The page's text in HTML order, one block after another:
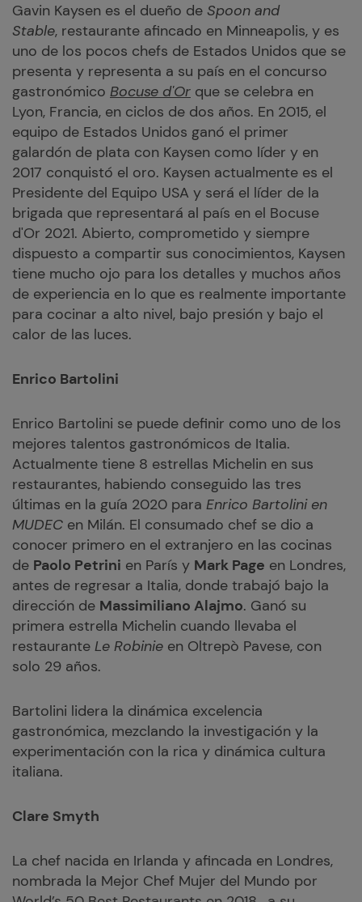
Gavin Kaysen es el dueño de Spoon and
Stable, restaurante afincado en Minneapolis, y es
uno de los pocos chefs de Estados Unidos que se
presenta y representa a su país en el concurso
gastronómico Bocuse d'Or que se celebra en
Lyon, Francia, en ciclos de dos años. En 2015, el
equipo de Estados Unidos ganó el primer
galardón de plata con Kaysen como líder y en
2017 conquistó el oro. Kaysen actualmente es el
Presidente del Equipo USA y será el líder de la
brigada que representará al país en el Bocuse
d'Or 2021. Abierto, comprometido y siempre
dispuesto a compartir sus conocimientos, Kaysen
tiene mucho ojo para los detalles y muchos años
de experiencia en lo que es realmente importante
para cocinar a alto nivel, bajo presión y bajo el
calor de las luces.
Enrico Bartolini
Enrico Bartolini se puede definir como uno de los
mejores talentos gastronómicos de Italia.
Actualmente tiene 8 estrellas Michelin en sus
restaurantes, habiendo conseguido las tres
últimas en la guía 2020 para Enrico Bartolini en
MUDEC en Milán. El consumado chef se dio a
conocer primero en el extranjero en las cocinas
de Paolo Petrini en París y Mark Page en Londres,
antes de regresar a Italia, donde trabajó bajo la
dirección de Massimiliano Alajmo. Ganó su
primera estrella Michelin cuando llevaba el
restaurante Le Robinie en Oltrepò Pavese, con
solo 29 años.
Bartolini lidera la dinámica excelencia
gastronómica, mezclando la investigación y la
experimentación con la rica y dinámica cultura
italiana.
Clare Smyth
La chef nacida en Irlanda y afincada en Londres,
nombrada la Mejor Chef Mujer del Mundo por